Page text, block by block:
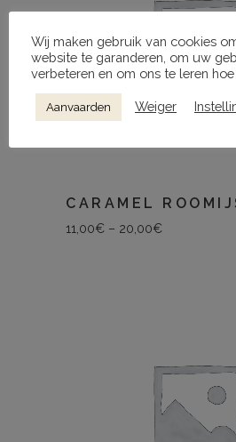
CARAMEL
11,00€ – 20,00€
Wij maken gebruik van cookies
website te garanderen, om uw
verbeteren en om ons te leren
Aanvaarden Weiger